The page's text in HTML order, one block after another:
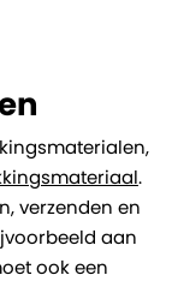
.
verzenden en
aan
ook een